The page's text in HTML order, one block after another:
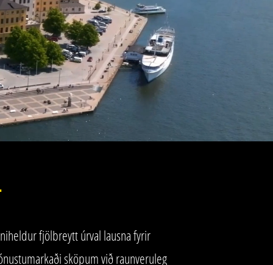
fjölbreytt úrval lausna fyrir
sköpum við raunveruleg